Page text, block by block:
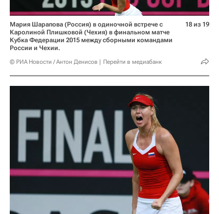
Мария Шарапова (Россия) в одиночной встрече с
Каролиной Плишковой (Чехия) в финальном матче
Кубка Федерации 2015 между сборными командами
России и Чехии.
© РИА Новости / Антон Денисов Перейти в медиабанк
18 из 19